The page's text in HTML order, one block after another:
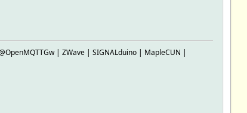
| ZWave | SIGNALduino | MapleCUN |